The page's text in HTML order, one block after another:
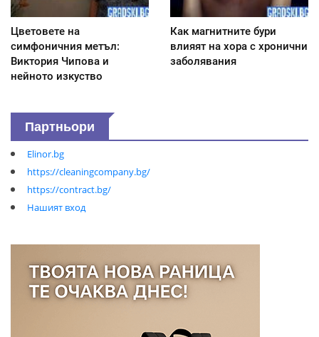
Цветовете на
симфоничния метъл:
Виктория Чипова и
нейното изкуство
Как магнитните бури
влияят на хора с хронични
заболявания
Партньори
Elinor.bg
https://cleaningcompany.bg/
https://contract.bg/
Нашият вход